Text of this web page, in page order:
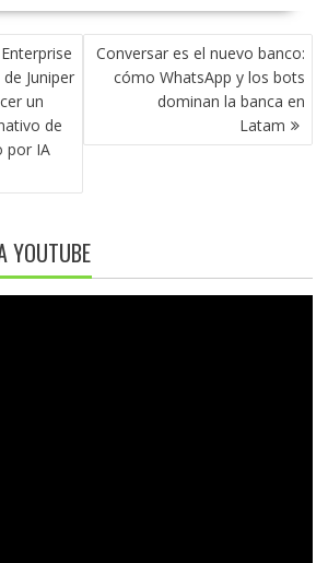
Juniper
un
de
por IA
Conversar es el nuevo banco:
cómo WhatsApp y los bots
dominan la banca en
Latam
YOUTUBE